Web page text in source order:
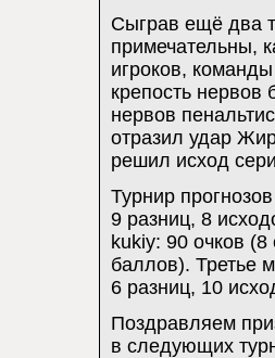
Сыграв ещё два
примечательны,
игроков,
крепость нервов
нервов
отразил удар
решил исход
Турнир
9 разниц, 8
kukiy: 90 очков
баллов). Третье
6 разниц, 10
Поздравляем
в следующих